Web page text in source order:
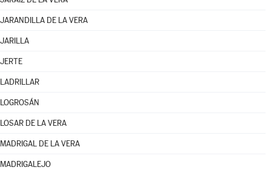
JARANDILLA DE LA VERA
JARILLA
JERTE
LADRILLAR
LOGROSÁN
LOSAR DE LA VERA
MADRIGAL DE LA VERA
MADRIGALEJO